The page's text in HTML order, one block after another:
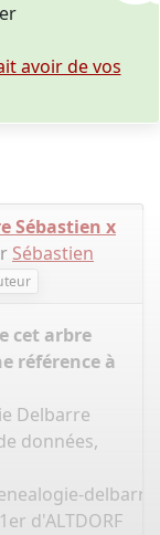
avoir de vos
Sébastien x
Sébastien
cet arbre
référence à
Delbarre
données,
d'ALTDORF